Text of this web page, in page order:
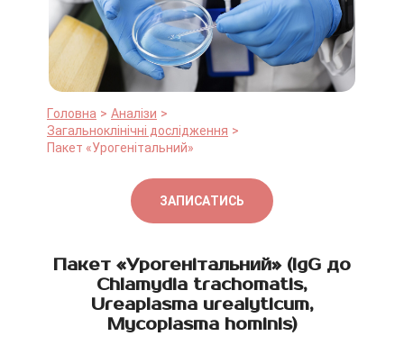
Головна
Аналізи
Загальноклінічні дослідження
Пакет «Урогенітальний»
ЗАПИСАТИСЬ
Пакет «Урогенітальний» (IgG до
Chlamydia trachomatis,
Ureaplasma urealyticum,
Mycoplasma hominis)